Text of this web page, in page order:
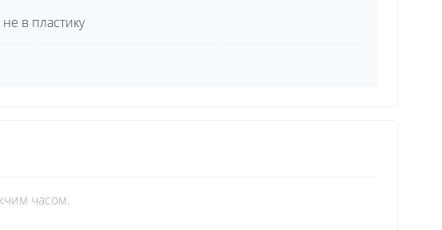
в пластику
часом.